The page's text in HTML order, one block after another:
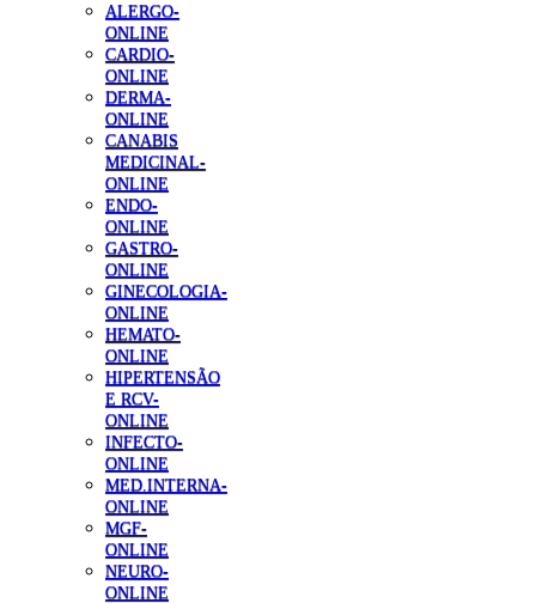
ALERGO-
ONLINE
CARDIO-
ONLINE
DERMA-
ONLINE
CANABIS
MEDICINAL-
ONLINE
ENDO-
ONLINE
GASTRO-
ONLINE
GINECOLOGIA-
ONLINE
HEMATO-
ONLINE
HIPERTENSÃO
E RCV-
ONLINE
INFECTO-
ONLINE
MED.INTERNA-
ONLINE
MGF-
ONLINE
NEURO-
ONLINE